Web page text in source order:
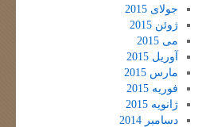
جولای 2015
ژوئن 2015
می 2015
آوریل 2015
مارس 2015
فوریه 2015
ژانویه 2015
دسامبر 2014